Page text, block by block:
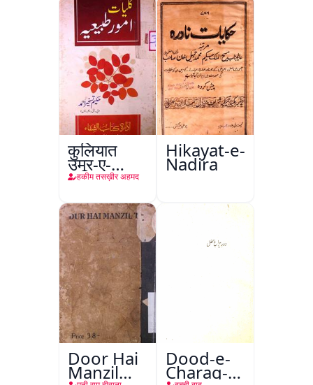
कुलियात
उमूर-ए-
तबीइया
हकीम तसख़ीर अहमद
Hikayat-e-
Nadira
Door Hai
Manzil
Dood-e-
Charag-e-